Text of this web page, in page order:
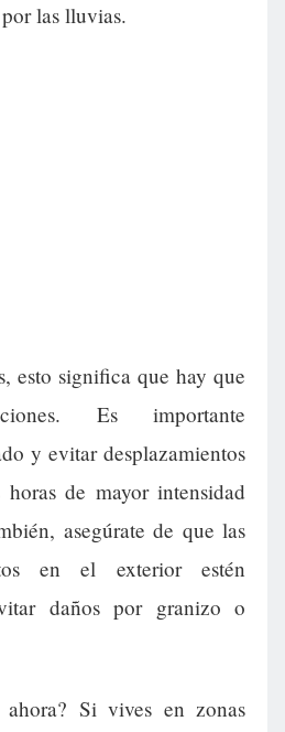
las lluvias.
esto significa que hay que
Es importante
y evitar desplazamientos
horas de mayor intensidad
asegúrate de que las
en el exterior estén
daños por granizo o
ahora? Si vives en zonas